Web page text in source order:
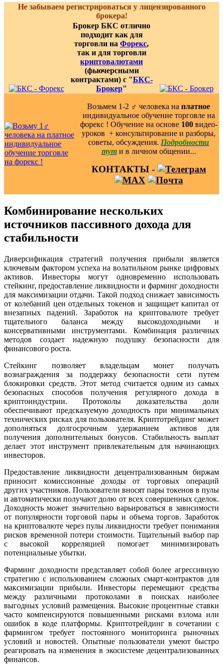
Не забываем регистрироваться у лицензированного
брокера!
Брокер БКС отлично
подходит как для
торговли на Форекс,
так и для торговли
криптовалютами
(фьючерсными
контрактами) с "БКС-
Брокер"
Возьмем 1-2 ‍♂️ человека на платное
индивидуальное обучение торговле на
форекс ! Обучение на основе 100видео-
уроков ️ + консультирование и разборы,
советы, обсуждения. Подробности
тут и в личном общении...
КОНТАКТЫ -
Комбинирование нескольких
источников пассивного дохода для
стабильности
Диверсификация стратегий получения прибыли является
ключевым фактором успеха на волатильном рынке цифровых
активов. Инвесторы могут одновременно использовать
стейкинг, предоставление ликвидности и фарминг доходности
для максимизации отдачи. Такой подход снижает зависимость
от колебаний цен отдельных токенов и защищает капитал от
внезапных падений. Заработок на криптовалюте требует
тщательного баланса между высокодоходными и
консервативными инструментами. Комбинация различных
методов создает надежную подушку безопасности для
финансового роста.
Стейкинг позволяет владельцам монет получать
вознаграждения за поддержку безопасности сети путем
блокировки средств. Этот метод считается одним из самых
безопасных способов получения регулярного дохода в
криптоиндустрии. Протоколы доказательства доли
обеспечивают предсказуемую доходность при минимальных
технических рисках для пользователя. Криптотрейдинг может
дополняться долгосрочным удержанием активов для
получения дополнительных бонусов. Стабильность выплат
делает этот инструмент привлекательным для начинающих
инвесторов.
Предоставление ликвидности децентрализованным биржам
приносит комиссионные доходы от торговых операций
других участников. Пользователи вносят пары токенов в пулы
и автоматически получают долю от всех совершенных сделок.
Доходность может значительно варьироваться в зависимости
от популярности торговой пары и объема торгов. Заработок
на криптовалюте через пулы ликвидности требует понимания
рисков временной потери стоимости. Тщательный выбор пар
с высокой корреляцией помогает минимизировать
потенциальные убытки.
Фарминг доходности представляет собой более агрессивную
стратегию с использованием сложных смарт-контрактов для
максимизации прибыли. Инвесторы перемещают средства
между различными протоколами в поисках наиболее
выгодных условий размещения. Высокие процентные ставки
часто компенсируются повышенными рисками взлома или
ошибок в коде платформы. Криптотрейдинг в сочетании с
фармингом требует постоянного мониторинга рыночных
условий и новостей. Опытные пользователи умеют быстро
реагировать на изменения в экосистеме децентрализованных
финансов.